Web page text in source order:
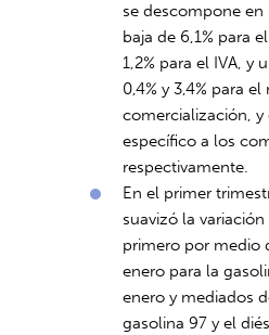
se descompone en
baja de 6,1% para
1,2% para el IVA, y
0,4% y 3,4% para
comercialización,
específico a los
respectivamente.
En el primer
suavizó la
primero por medio
enero para la
enero y mediados
gasolina 97 y el